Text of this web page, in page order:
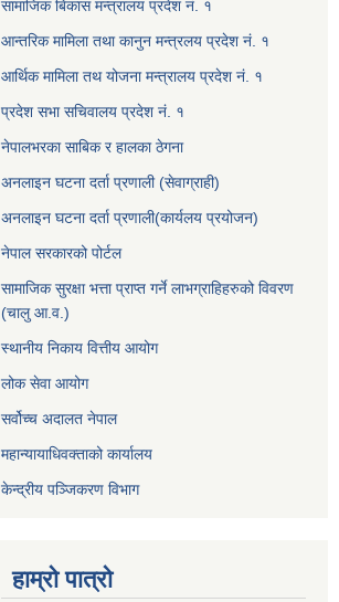
सामाजिक बिकास मन्त्रालय प्रदेश नं. १
आन्तरिक मामिला तथा कानुन मन्त्रलय प्रदेश नं. १
आर्थिक मामिला तथ योजना मन्त्रालय प्रदेश नं. १
प्रदेश सभा सचिवालय प्रदेश नं. १
नेपालभरका साबिक र हालका ठेगना
अनलाइन घटना दर्ता प्रणाली (सेवाग्राही)
अनलाइन घटना दर्ता प्रणाली(कार्यलय प्रयोजन)
नेपाल सरकारको पोर्टल
सामाजिक सुरक्षा भत्ता प्राप्त गर्ने लाभग्राहिहरुको विवरण
(चालु आ.व.)
स्थानीय निकाय वित्तीय आयोग
लोक सेवा आयोग
सर्वोच्च अदालत नेपाल
महान्यायाधिवक्ताको कार्यालय
केन्द्रीय पञ्जिकरण विभाग
हाम्रो पात्रो